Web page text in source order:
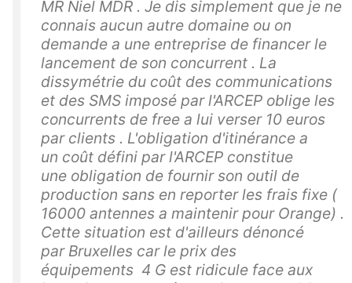
MR Niel MDR . Je dis simplement que je ne
connais aucun autre domaine ou on
demande a une entreprise de financer le
lancement de son concurrent . La
dissymétrie du coût des communications
et des SMS imposé par l'ARCEP oblige les
concurrents de free a lui verser 10 euros
par clients . L'obligation d'itinérance a
un coût défini par l'ARCEP constitue
une obligation de fournir son outil de
production sans en reporter les frais fixe (
16000 antennes a maintenir pour Orange) .
Cette situation est d'ailleurs dénoncé
par Bruxelles car le prix des
équipements 4 G est ridicule face aux